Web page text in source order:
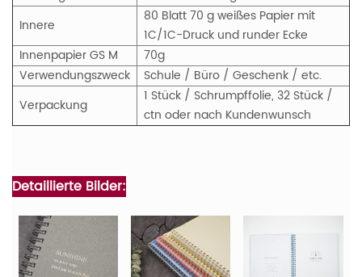
Innere
80 Blatt 70 g weißes Papier mit
1C/1C-Druck und runder Ecke
InnenpapierGS M
70g
Verwendungszweck
Schule / Büro / Geschenk / etc.
Verpackung
1 Stück / Schrumpffolie, 32 Stück /
ctn oder nach Kundenwunsch
Detaillierte Bilder: